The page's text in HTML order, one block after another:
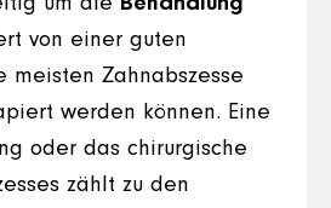
von einer guten
meisten Zahnabszesse
werden können. Eine
oder das chirurgische
zählt zu den